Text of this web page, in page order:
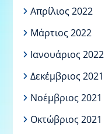
Απρίλιος 2022
Μάρτιος 2022
Ιανουάριος 2022
Δεκέμβριος 2021
Νοέμβριος 2021
Οκτώβριος 2021